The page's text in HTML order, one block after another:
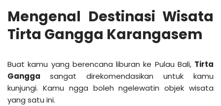
Mengenal Destinasi Wisata
Tirta Gangga Karangasem
Buat kamu yang berencana liburan ke Pulau Bali, Tirta
Gangga sangat direkomendasikan untuk kamu
kunjungi. Kamu ngga boleh ngelewatin objek wisata
yang satu ini.